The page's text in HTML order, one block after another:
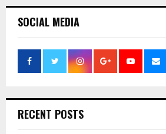
SOCIAL MEDIA
RECENT POSTS